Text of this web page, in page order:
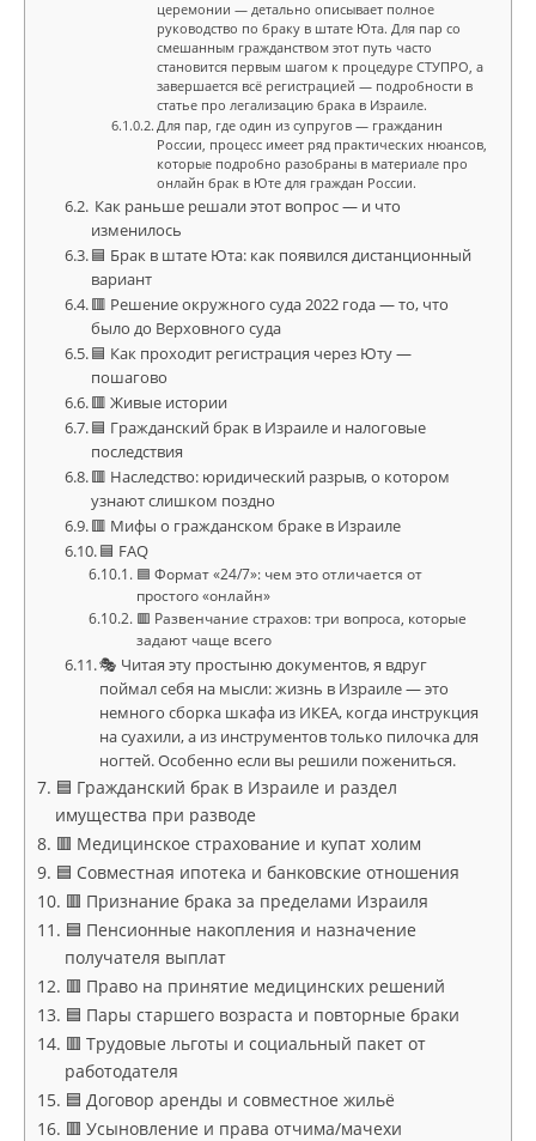
церемонии — детально описывает полное
руководство по браку в штате Юта. Для пар со
смешанным гражданством этот путь часто
становится первым шагом к процедуре СТУПРО, а
завершается всё регистрацией — подробности в
статье про легализацию брака в Израиле.
Для пар, где один из супругов — гражданин
России, процесс имеет ряд практических нюансов,
которые подробно разобраны в материале про
онлайн брак в Юте для граждан России.
Как раньше решали этот вопрос — и что
изменилось
🟦 Брак в штате Юта: как появился дистанционный
вариант
🟥 Решение окружного суда 2022 года — то, что
было до Верховного суда
🟦 Как проходит регистрация через Юту —
пошагово
🟥 Живые истории
🟦 Гражданский брак в Израиле и налоговые
последствия
🟥 Наследство: юридический разрыв, о котором
узнают слишком поздно
🟥 Мифы о гражданском браке в Израиле
🟦 FAQ
🟦 Формат «24/7»: чем это отличается от
простого «онлайн»
🟥 Развенчание страхов: три вопроса, которые
задают чаще всего
🎭 Читая эту простыню документов, я вдруг
поймал себя на мысли: жизнь в Израиле — это
немного сборка шкафа из ИКЕА, когда инструкция
на суахили, а из инструментов только пилочка для
ногтей. Особенно если вы решили пожениться.
🟦 Гражданский брак в Израиле и раздел
имущества при разводе
🟥 Медицинское страхование и купат холим
🟦 Совместная ипотека и банковские отношения
🟥 Признание брака за пределами Израиля
🟦 Пенсионные накопления и назначение
получателя выплат
🟥 Право на принятие медицинских решений
🟦 Пары старшего возраста и повторные браки
🟥 Трудовые льготы и социальный пакет от
работодателя
🟦 Договор аренды и совместное жильё
🟥 Усыновление и права отчима/мачехи